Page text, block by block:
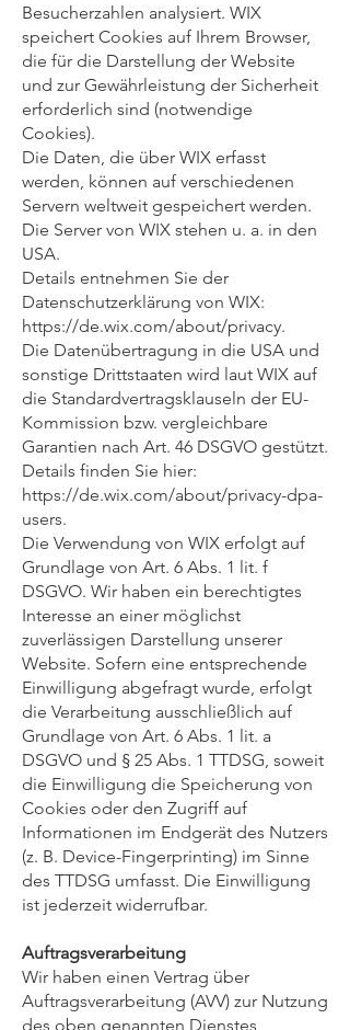
Besucherzahlen analysiert. WIX
speichert Cookies auf Ihrem Browser,
die für die Darstellung der Website
und zur Gewährleistung der Sicherheit
erforderlich sind (notwendige
Cookies).
Die Daten, die über WIX erfasst
werden, können auf verschiedenen
Servern weltweit gespeichert werden.
Die Server von WIX stehen u. a. in den
USA.
Details entnehmen Sie der
Datenschutzerklärung von WIX:
https://de.wix.com/about/privacy.
Die Datenübertragung in die USA und
sonstige Drittstaaten wird laut WIX auf
die Standardvertragsklauseln der EU-
Kommission bzw. vergleichbare
Garantien nach Art. 46 DSGVO gestützt.
Details finden Sie hier:
https://de.wix.com/about/privacy-dpa-
users.
Die Verwendung von WIX erfolgt auf
Grundlage von Art. 6 Abs. 1 lit. f
DSGVO. Wir haben ein berechtigtes
Interesse an einer möglichst
zuverlässigen Darstellung unserer
Website. Sofern eine entsprechende
Einwilligung abgefragt wurde, erfolgt
die Verarbeitung ausschließlich auf
Grundlage von Art. 6 Abs. 1 lit. a
DSGVO und § 25 Abs. 1 TTDSG, soweit
die Einwilligung die Speicherung von
Cookies oder den Zugriff auf
Informationen im Endgerät des Nutzers
(z. B. Device-Fingerprinting) im Sinne
des TTDSG umfasst. Die Einwilligung
ist jederzeit widerrufbar.
Auftragsverarbeitung
Wir haben einen Vertrag über
Auftragsverarbeitung (AVV) zur Nutzung
des oben genannten Dienstes